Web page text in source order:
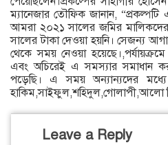
ম্যানেজার তৌফিক জানান,
আমরা ২০২১ সালের জমির মালিকদের
সালের টাকা দেওয়া হয়নি। সেজন্য
থেকে সময় নেওয়া
এবং অচিরেই এ সমস্যার সমাধান
পড়েছি। এ সময় অন্যান্যদের
হাকিম,সাইফুল,শহিদুল,গোলাপী,আলো
Leave a Reply